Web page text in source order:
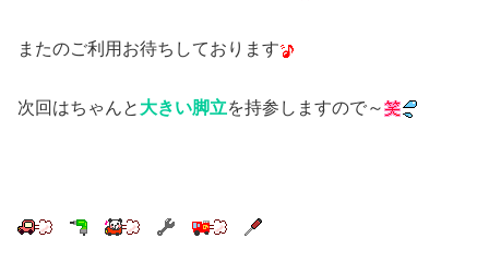
またのご利用お待ちしております
次回はちゃんと 大きい脚立を持参しますので～